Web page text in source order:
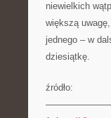
niewielkich
większą
jednego – w
dziesiątkę.
źródło: